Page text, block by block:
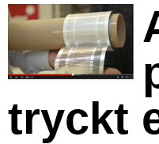
tryckt